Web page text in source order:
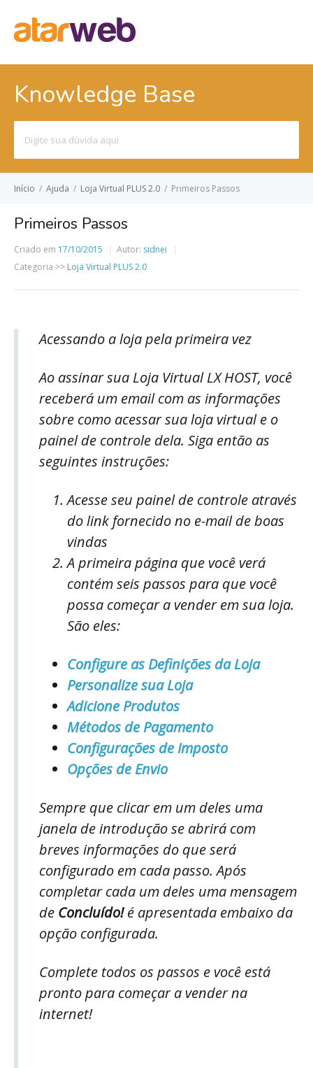
Knowledge Base
por:
Início / Ajuda / Loja Virtual PLUS 2.0 / Primeiros Passos
Primeiros Passos
Criado em 17/10/2015 Autor: sidnei
Categoria >> Loja Virtual PLUS 2.0
Acessando a loja pela primeira vez
Ao assinar sua Loja Virtual LX HOST, você
receberá um email com as informações
sobre como acessar sua loja virtual e o
painel de controle dela. Siga então as
seguintes instruções:
Acesse seu painel de controle através
do link fornecido no e-mail de boas
vindas
A primeira página que você verá
contém seis passos para que você
possa começar a vender em sua loja.
São eles:
Configure as Definições da Loja
Personalize sua Loja
Adicione Produtos
Métodos de Pagamento
Configurações de Imposto
Opções de Envio
Sempre que clicar em um deles uma
janela de introdução se abrirá com
breves informações do que será
configurado em cada passo. Após
completar cada um deles uma mensagem
de Concluído!é apresentada embaixo da
opção configurada.
Complete todos os passos e você está
pronto para começar a vender na
internet!